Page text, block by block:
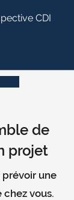
CDI
de
projet
une
vous.